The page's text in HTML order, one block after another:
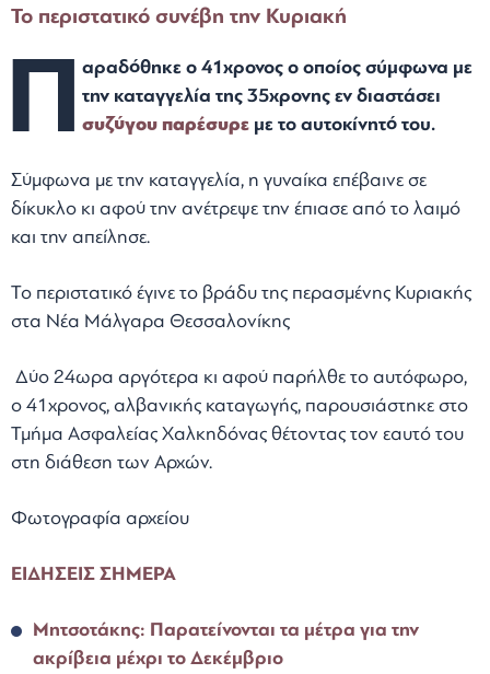
Το περιστατικό συνέβη την Κυριακή
Π αραδόθηκε ο 41χρονος ο οποίος σύμφωνα με
την καταγγελία της 35χρονης εν διαστάσει
συζύγουπαρέσυρε με το αυτοκίνητό του.
Σύμφωνα με την καταγγελία, η γυναίκα επέβαινε σε
δίκυκλο κι αφού την ανέτρεψε την έπιασε από το λαιμό
και την απείλησε.
Το περιστατικό έγινε το βράδυ της περασμένης Κυριακής
στα Νέα Μάλγαρα Θεσσαλονίκης
Δύο 24ωρα αργότερα κι αφού παρήλθε το αυτόφωρο,
ο 41χρονος, αλβανικής καταγωγής, παρουσιάστηκε στο
Τμήμα Ασφαλείας Χαλκηδόνας θέτοντας τον εαυτό του
στη διάθεση των Αρχών.
Φωτογραφία αρχείου
ΕΙΔΗΣΕΙΣ ΣΗΜΕΡΑ
Μητσοτάκης: Παρατείνονται τα μέτρα για την
ακρίβεια μέχρι το Δεκέμβριο